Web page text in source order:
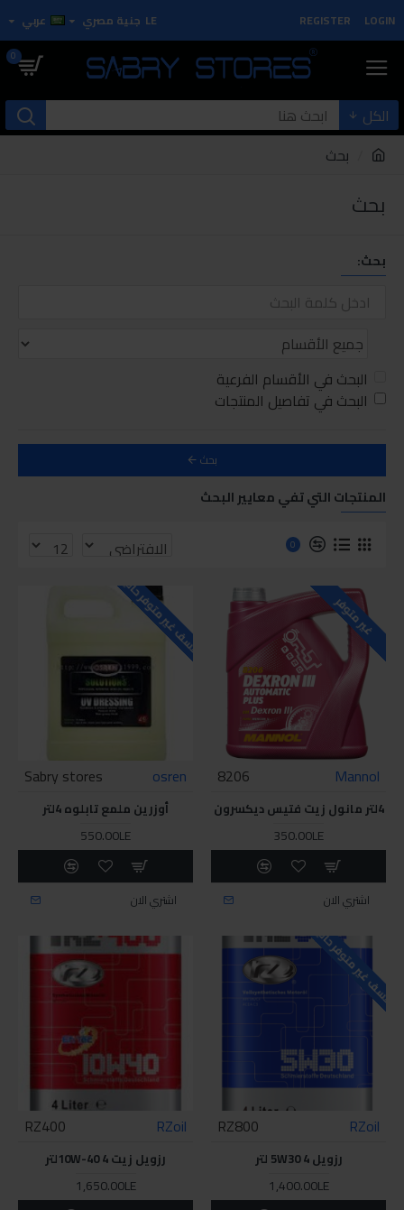
LOGIN
REGISTER
LE جنية مصري عربي
0
الكل
بحث
بحث
بحث:
البحث في الأقسام الفرعية
البحث في تفاصيل المنتجات
بحث
المنتجات التي تفي معايير البحث
0
غير متوفر
Mannol
8206
4لتر مانول زيت فتيس ديكسرون
350.00LE
اشتري الان
للاسف غير متوفر حاليا
osren
Sabry stores
أوزرين ملمع تابلوه 4لتر
550.00LE
اشتري الان
للاسف غير متوفر حاليا
RZoil
RZ800
رزويل 5W30 4 لتر
1,400.00LE
RZoil
RZ400
رزويل زيت 10W-40 4لتر
1,650.00LE